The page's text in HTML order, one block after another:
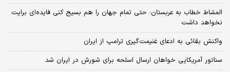
المشاط خطاب به عربستان: حتی تمام جهان را هم بسیج کنی فایده‌ای برایت
نخواهد داشت
واکنش بقائی به ادعای غنیمت‌گیری ترامپ از ایران
سناتور آمریکایی خواهان ارسال اسلحه برای شورش در ایران شد